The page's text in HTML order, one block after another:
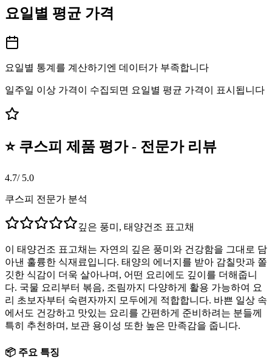
요일별 평균 가격
요일별 통계를 계산하기엔 데이터가 부족합니다
일주일 이상 가격이 수집되면 요일별 평균 가격이 표시됩니다
⭐ 쿠스피 제품 평가 - 전문가 리뷰
4.7/ 5.0
쿠스피 전문가 분석
깊은 풍미, 태양건조 표고채
이 태양건조 표고채는 자연의 깊은 풍미와 건강함을 그대로 담
아낸 훌륭한 식재료입니다. 태양의 에너지를 받아 감칠맛과 쫄
깃한 식감이 더욱 살아나며, 어떤 요리에도 깊이를 더해줍니
다. 국물 요리부터 볶음, 조림까지 다양하게 활용 가능하여 요
리 초보자부터 숙련자까지 모두에게 적합합니다. 바쁜 일상 속
에서도 건강하고 맛있는 요리를 간편하게 준비하려는 분들께
특히 추천하며, 보관 용이성 또한 높은 만족감을 줍니다.
📦 주요 특징